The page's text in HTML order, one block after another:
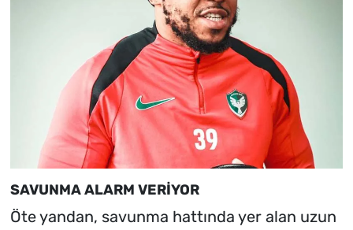
SAVUNMA ALARM VERİYOR
Öte yandan, savunma hattında yer alan uzun